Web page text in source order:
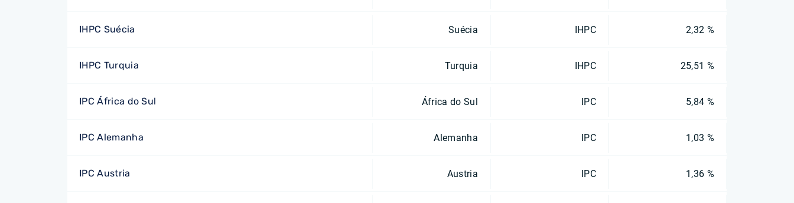
IHPC Suécia Suécia IHPC 2,32 %
IHPC Turquia Turquia IHPC 25,51 %
IPC África do Sul África do Sul IPC 5,84 %
IPC Alemanha Alemanha IPC 1,03 %
IPC Austria Austria IPC 1,36 %